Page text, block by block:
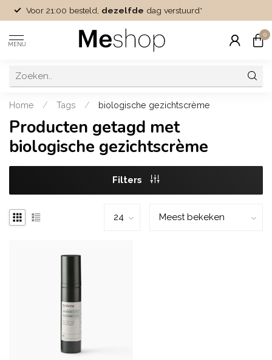
Voor 21:00 besteld, dezelfde dag verstuurd*
MENU
0
Home / Tags / biologische gezichtscrème
Producten getagd met
biologische gezichtscrème
Filters